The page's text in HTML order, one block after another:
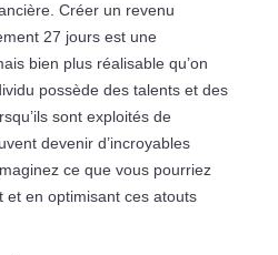
Créer un revenu
27 jours est une
bien plus réalisable qu’on
possède des talents et des
sont exploités de
devenir d’incroyables
ce que vous pourriez
et en optimisant ces atouts